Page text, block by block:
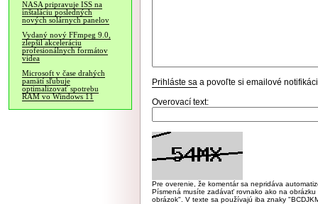
NASA pripravuje ISS na
inštaláciu posledných
nových solárnych panelov
Vydaný nový FFmpeg 9.0,
zlepšil akceleráciu
profesionálnych formátov
videa
Microsoft v čase drahých
pamätí sľubuje
optimalizovať spotrebu
RAM vo Windows 11
Prihláste sa a povoľte si emailové
Overovací text:
Pre overenie, že komentár sa nepridáva
Písmená musíte zadávať rovnako ako na
obrázok". V texte sa používajú iba znaky